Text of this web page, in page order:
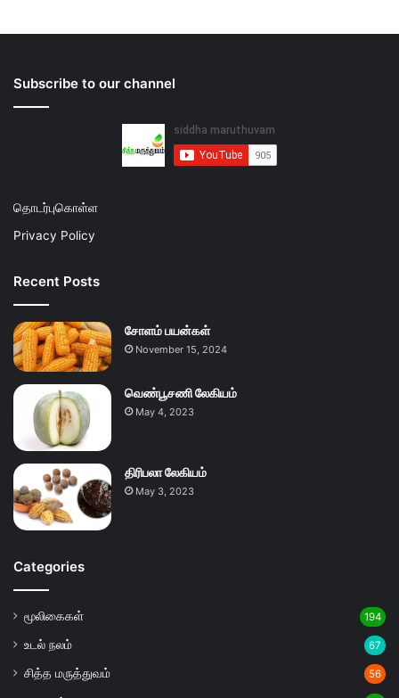
Subscribe to our channel
தொடர்புகொள்ள
Privacy Policy
Recent Posts
சோளம் பயன்கள்
November 15, 2024
வெண்பூசணி லேகியம்
May 4, 2023
திரிபலா லேகியம்
May 3, 2023
Categories
மூலிகைகள் 194
உடல் நலம் 67
சித்த மருத்துவம் 56